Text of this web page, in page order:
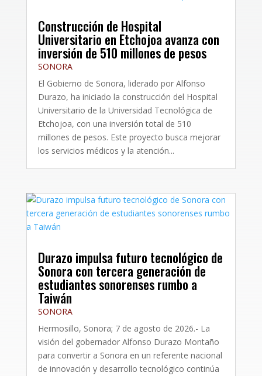
Construcción de Hospital
Universitario en Etchojoa avanza con
inversión de 510 millones de pesos
SONORA
El Gobierno de Sonora, liderado por Alfonso
Durazo, ha iniciado la construcción del Hospital
Universitario de la Universidad Tecnológica de
Etchojoa, con una inversión total de 510
millones de pesos. Este proyecto busca mejorar
los servicios médicos y la atención...
Durazo impulsa futuro tecnológico de
Sonora con tercera generación de
estudiantes sonorenses rumbo a
Taiwán
SONORA
Hermosillo, Sonora; 7 de agosto de 2026.- La
visión del gobernador Alfonso Durazo Montaño
para convertir a Sonora en un referente nacional
de innovación y desarrollo tecnológico continúa